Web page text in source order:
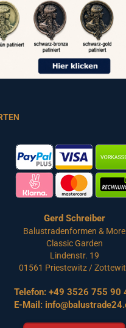
Gerd Schreiber
Balustradenformen & More
Classic Garden
Lindenstr. 19
01561 Priestewitz /
Telefon: +49 3526 755 90
E-Mail: